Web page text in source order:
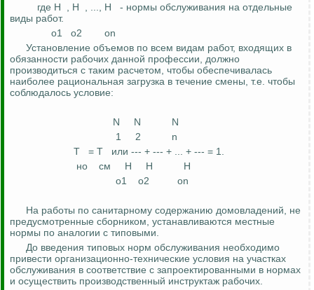
где Н , Н , ..., Н
- нормы обслуживания на отдельные
виды работ.
о1 о2
оn
Установление объемов по всем видам работ, входящих в
обязанности рабочих данной профессии, должно
производиться с таким расчетом, чтобы обеспечивалась
наиболее рациональная загрузка в течение смены, т.е. чтобы
соблюдалось условие:
N N
N
1
2
n
Т
= Т
или --- + --- + ... + --- = 1.
но
см Н Н
Н
о1 о2 оn
На работы по санитарному содержанию домовладений, не
предусмотренные сборником, устанавливаются местные
нормы по аналогии с типовыми.
До введения типовых норм обслуживания необходимо
привести организационно-технические условия на участках
обслуживания в соответствие с запроектированными в нормах
и осуществить производственный инструктаж рабочих.